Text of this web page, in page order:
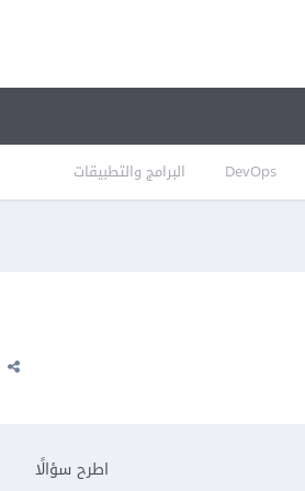
DevOps البرامج والتطبيقات
اطرح سؤالًا